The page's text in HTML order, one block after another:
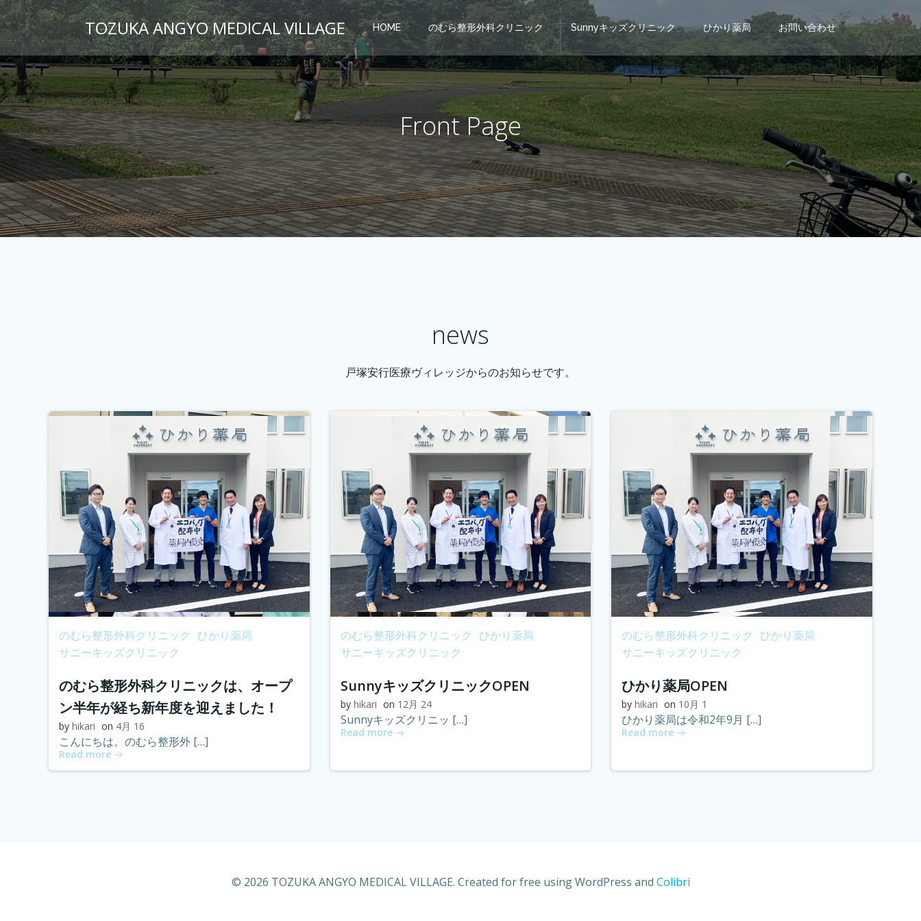
コ
ン
テ
ン
ツ
へ
ス
キ
ッ
プ
TOZUKA ANGYO MEDICAL VILLAGE HOME のむら整形外科クリニック Sunnyキッズクリニック ひかり薬局 お問い合わせ
Front Page
news
戸塚安行医療ヴィレッジからのお知らせです。
のむら整形外科クリニック
ひかり薬局
サニーキッズクリニック
のむら整形外科クリニックは、オープ
ン半年が経ち新年度を迎えました！
by hikari on 4月 16
こんにちは。のむら整形外 […]
Read more
のむら整形外科クリニック
ひかり薬局
サニーキッズクリニック
SunnyキッズクリニックOPEN
by hikari on 12月 24
Sunnyキッズクリニッ […]
Read more
のむら整形外科クリニック
ひかり薬局
サニーキッズクリニック
ひかり薬局OPEN
by hikari on 10月 1
ひかり薬局は令和2年9月 […]
Read more
© 2026 TOZUKA ANGYO MEDICAL VILLAGE. Created for free using WordPress and Colibri